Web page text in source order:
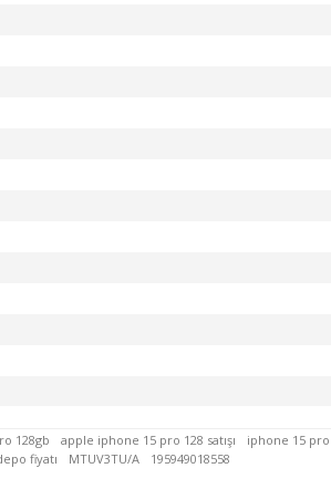
128gb apple iphone 15 pro 128 satışı iphone 15
fiyatı MTUV3TU/A 195949018558